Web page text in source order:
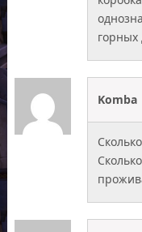
горных
Komba